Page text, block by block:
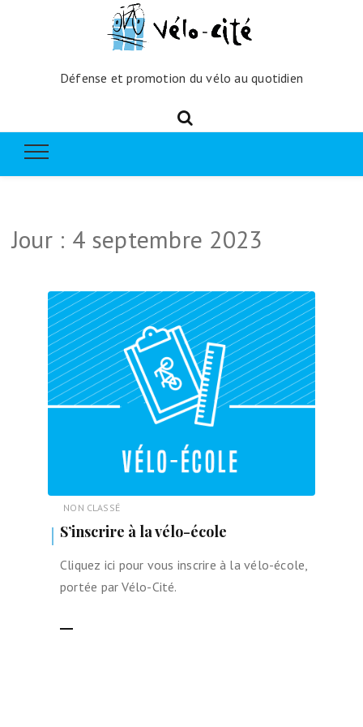
Défense et promotion du vélo au quotidien
Jour : 4 septembre 2023
NON CLASSÉ
S’inscrire à la vélo-école
Cliquez ici pour vous inscrire à la vélo-école,
portée par Vélo-Cité.